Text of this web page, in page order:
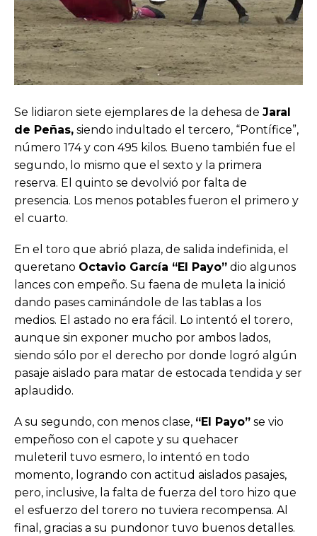
Se lidiaron siete ejemplares de la dehesa de Jaral
de Peñas, siendo indultado el tercero, “Pontífice”,
número 174 y con 495 kilos. Bueno también fue el
segundo, lo mismo que el sexto y la primera
reserva. El quinto se devolvió por falta de
presencia. Los menos potables fueron el primero y
el cuarto.
En el toro que abrió plaza, de salida indefinida, el
queretano Octavio García “El Payo” dio algunos
lances con empeño. Su faena de muleta la inició
dando pases caminándole de las tablas a los
medios. El astado no era fácil. Lo intentó el torero,
aunque sin exponer mucho por ambos lados,
siendo sólo por el derecho por donde logró algún
pasaje aislado para matar de estocada tendida y ser
aplaudido.
A su segundo, con menos clase, “El Payo” se vio
empeñoso con el capote y su quehacer
muleteril tuvo esmero, lo intentó en todo
momento, logrando con actitud aislados pasajes,
pero, inclusive, la falta de fuerza del toro hizo que
el esfuerzo del torero no tuviera recompensa. Al
final, gracias a su pundonor tuvo buenos detalles.